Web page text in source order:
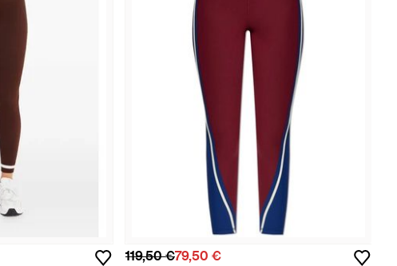
119,50 €79,50 €